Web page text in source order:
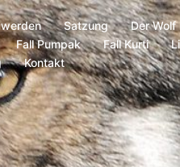
Satzung Der Wolf
Fall Pumpak Fall Kurti
Kontakt